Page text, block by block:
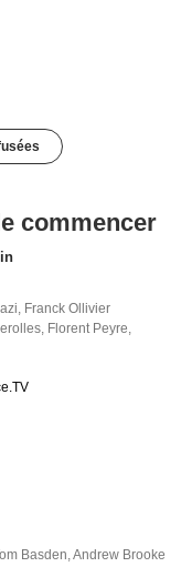
commencer
, Franck Ollivier
, Florent Peyre,
Basden ,Andrew Brooke